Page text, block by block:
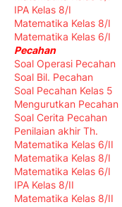
IPA Kelas 8/I
Matematika Kelas 8/I
Matematika Kelas 6/I
Pecahan
Soal Operasi Pecahan
Soal Bil. Pecahan
Soal Pecahan Kelas 5
Mengurutkan Pecahan
Soal Cerita Pecahan
Penilaian akhir Th.
Matematika Kelas 6/II
Matematika Kelas 8/I
Matematika Kelas 6/I
IPA Kelas 8/II
Matematika Kelas 8/II